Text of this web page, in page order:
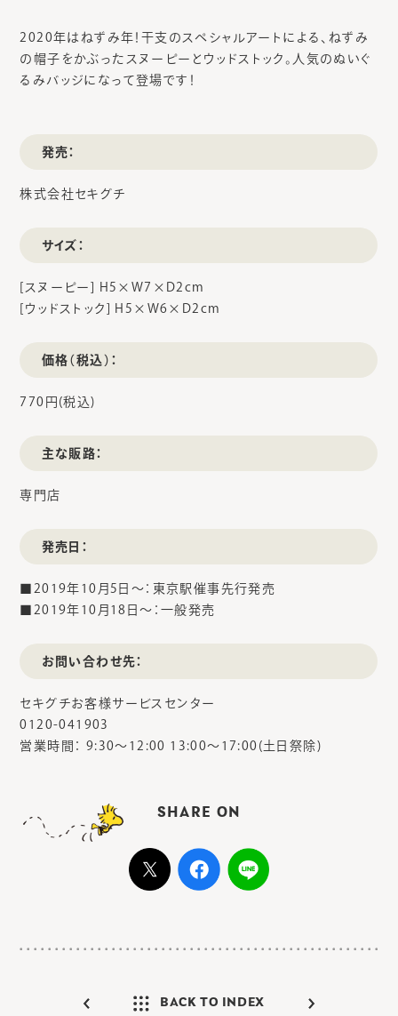
2020年はねずみ年！干支のスペシャルアートによる、ねずみ
の帽子をかぶったスヌーピーとウッドストック。人気のぬいぐ
るみバッジになって登場です！
発売：
株式会社セキグチ
サイズ：
[スヌーピー] H5×W7×D2cm
[ウッドストック] H5×W6×D2cm
価格（税込）：
770円(税込)
主な販路：
専門店
発売日：
■2019年10月5日～：東京駅催事先行発売
■2019年10月18日～：一般発売
お問い合わせ先：
セキグチお客様サービスセンター
0120-041903
営業時間： 9:30～12:00 13:00～17:00(土日祭除)
SHARE ON
BACK TO INDEX